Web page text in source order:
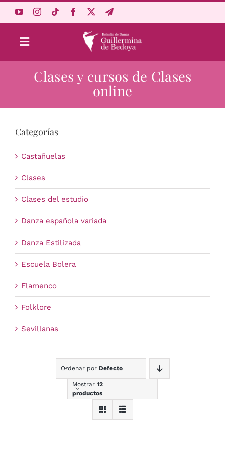
Toggle
Navigation
Aprende Online
Estudio
Carrito
Clases y cursos de Clases
online
Categorías
Castañuelas
Clases
Clases del estudio
Danza española variada
Danza Estilizada
Escuela Bolera
Flamenco
Folklore
Sevillanas
Ordenar por Defecto
Mostrar 12
productos